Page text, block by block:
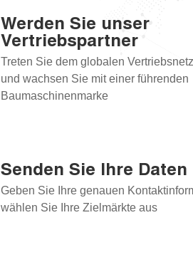
Werden Sie unser
Vertriebspartner
Treten Sie dem globalen
und wachsen Sie mit einer führenden
Baumaschinenmarke
Senden Sie Ihre Daten
Geben Sie Ihre genauen
wählen Sie Ihre Zielmärkte aus